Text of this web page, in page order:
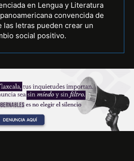
en Lengua y Literatura
convencida de
las letras pueden crear un
social positivo.